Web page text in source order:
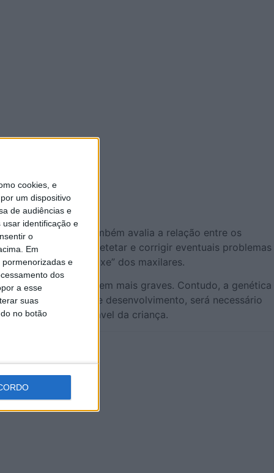
cookies, e
um dispositivo
de audiências e
identificação e
o
Em
e
dos
a esse
suas
no botão
e dentes, mas também avalia a relação entre os
é crucial para detetar e corrigir eventuais problemas
no “encaixe” dos maxilares.
antes que se tornem mais graves. Contudo, a genética
específico de desenvolvimento, será necessário
crescimento saudável da criança.